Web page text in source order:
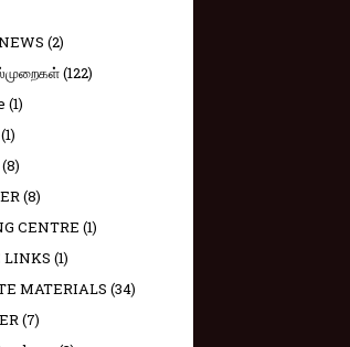
(2)
(122)
(1)
(1)
(8)
(8)
CENTRE (1)
LINKS (1)
MATERIALS (34)
(7)